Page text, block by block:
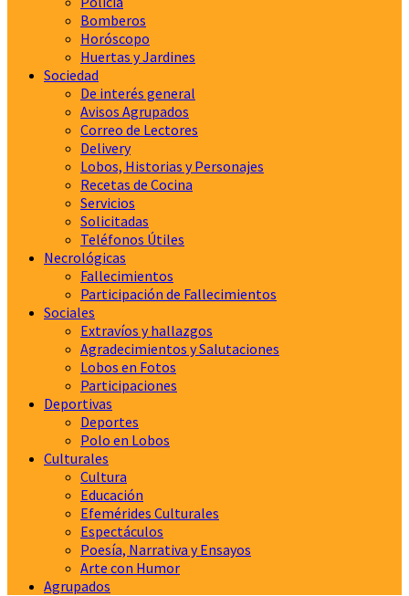
Bomberos
Horóscopo
Huertas y Jardines
Sociedad
De interés general
Avisos Agrupados
Correo de Lectores
Delivery
Lobos, Historias y Personajes
Recetas de Cocina
Servicios
Solicitadas
Teléfonos Útiles
Necrológicas
Fallecimientos
Participación de Fallecimientos
Sociales
Extravíos y hallazgos
Agradecimientos y Salutaciones
Lobos en Fotos
Participaciones
Deportivas
Deportes
Polo en Lobos
Culturales
Cultura
Educación
Efemérides Culturales
Espectáculos
Poesía, Narrativa y Ensayos
Arte con Humor
Agrupados